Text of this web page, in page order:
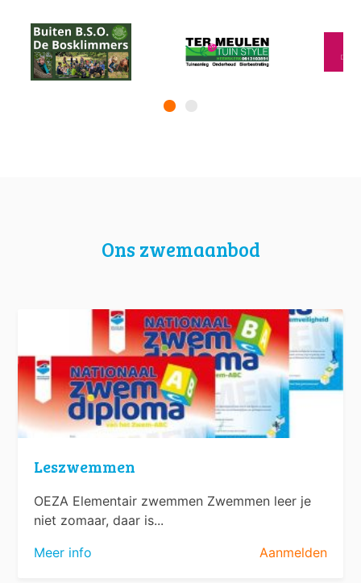
Ons zwemaanbod
Leszwemmen
OEZA Elementair zwemmen Zwemmen leer je
niet zomaar, daar is...
Meer info
Aanmelden